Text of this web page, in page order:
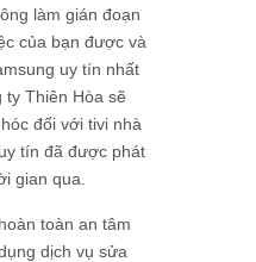
làm gián đoạn
của bạn được và
uy tín nhất
ty Thiên Hòa sẽ
đối với tivi nhà
tín đã được phát
gian qua.
toàn an tâm
dịch vụ sửa